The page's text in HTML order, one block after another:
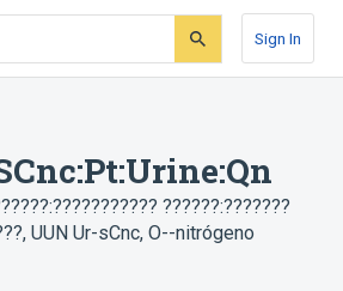
Sign In
??????:???????
, UUN Ur-sCnc, O--nitrógeno